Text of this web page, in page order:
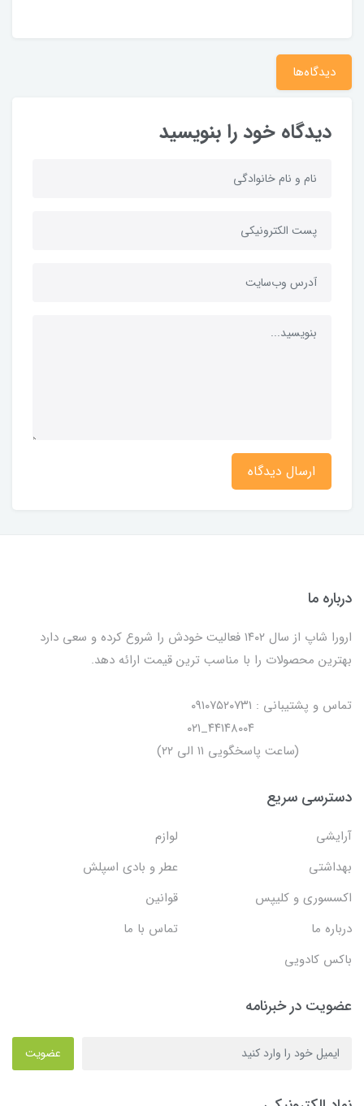
دیدگاه‌ها
دیدگاه خود را بنویسید
ارسال دیدگاه
درباره ما
ارورا شاپ از سال ۱۴۰۲ فعالیت خودش را شروع کرده و سعی دارد
بهترین محصولات را با مناسب ترین قیمت ارائه دهد.
تماس و پشتیبانی : ۰۹۱۰۷۵۲۰۷۳۱
(ساعت پاسخگویی ۱۱ الی ۲۲)
دسترسی سریع
آرایشی
لوازم
بهداشتی
عطر و بادی اسپلش
اکسسوری و کلیپس
قوانین
درباره ما
تماس با ما
باکس کادویی
عضویت در خبرنامه
عضویت